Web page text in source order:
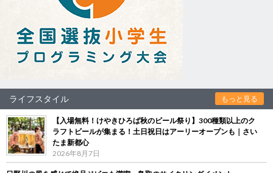
ライフスタイル もっと見る
【入場無料！けやきひろば秋のビール祭り】300種類以上のク
ラフトビールが集まる！土日祝日はアーリーオープンも｜さい
たま新都心
2026年8月7日